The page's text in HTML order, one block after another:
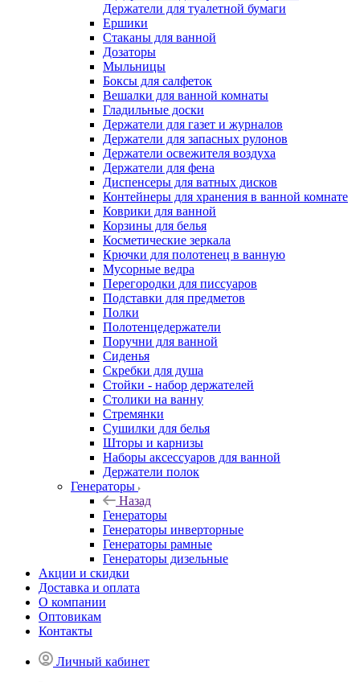
Держатели для туалетной бумаги
Ершики
Стаканы для ванной
Дозаторы
Мыльницы
Боксы для салфеток
Вешалки для ванной комнаты
Гладильные доски
Держатели для газет и журналов
Держатели для запасных рулонов
Держатели освежителя воздуха
Держатели для фена
Диспенсеры для ватных дисков
Контейнеры для хранения в ванной комнате
Коврики для ванной
Корзины для белья
Косметические зеркала
Крючки для полотенец в ванную
Мусорные ведра
Перегородки для писсуаров
Подставки для предметов
Полки
Полотенцедержатели
Поручни для ванной
Сиденья
Скребки для душа
Стойки - набор держателей
Столики на ванну
Стремянки
Сушилки для белья
Шторы и карнизы
Наборы аксессуаров для ванной
Держатели полок
Генераторы
Назад
Генераторы
Генераторы инверторные
Генераторы рамные
Генераторы дизельные
Акции и скидки
Доставка и оплата
О компании
Оптовикам
Контакты
Личный кабинет